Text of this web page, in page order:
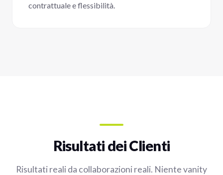
contrattuale e flessibilità.
Risultati dei Clienti
Risultati reali da collaborazioni reali. Niente vanity